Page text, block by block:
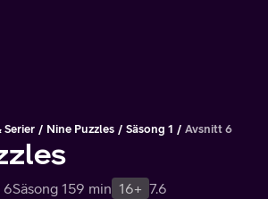
Serier Nine Puzzles Säsong 1 Avsnitt 6
6Säsong 159 min 16+ 7.6